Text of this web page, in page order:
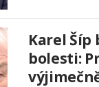
Karel
bolesti: